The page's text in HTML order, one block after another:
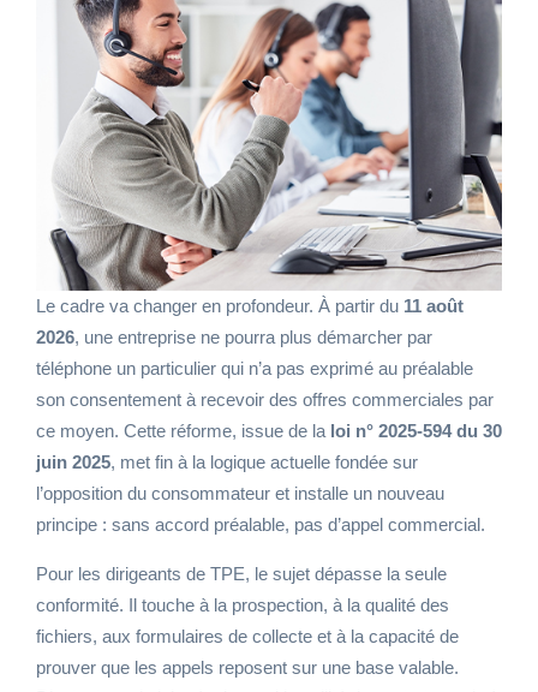
Le cadre va changer en profondeur. À partir du 11 août
2026, une entreprise ne pourra plus démarcher par
téléphone un particulier qui n’a pas exprimé au préalable
son consentement à recevoir des offres commerciales par
ce moyen. Cette réforme, issue de la loi n° 2025-594 du 30
juin 2025, met fin à la logique actuelle fondée sur
l’opposition du consommateur et installe un nouveau
principe : sans accord préalable, pas d’appel commercial.
Pour les dirigeants de TPE, le sujet dépasse la seule
conformité. Il touche à la prospection, à la qualité des
fichiers, aux formulaires de collecte et à la capacité de
prouver que les appels reposent sur une base valable.